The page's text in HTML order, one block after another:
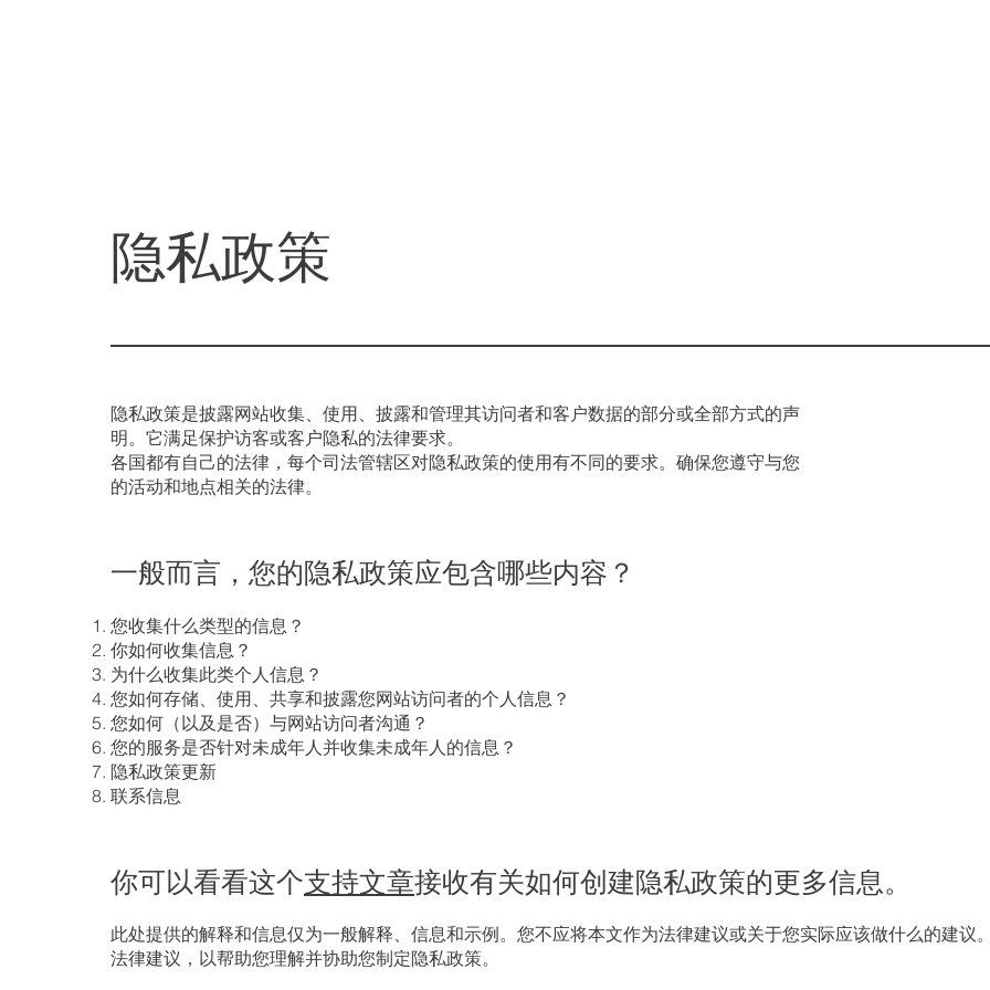
隐私政策是披露网站收集、使用、披露和管理其访问者和客户数据的部分或全部方式的声
明。它满足保护访客或客户隐私的法律要求。
各国都有自己的法律，每个司法管辖区对隐私政策的使用有不同的要求。确保您遵守与您
的活动和地点相关的法律。
一般而言，您的隐私政策应包含哪些内容？
您收集什么类型的信息？
你如何收集信息？
为什么收集此类个人信息？
您如何存储、使用、共享和披露您网站访问者的个人信息？
您如何（以及是否）与网站访问者沟通？
您的服务是否针对未成年人并收集未成年人的信息？
隐私政策更新
联系信息
你可以看看这个支持文章接收有关如何创建隐私政策的更多信息。
此处提供的解释和信息仅为一般解释、信息和示例。您不应将本文作为法律建议或关于您实际应该做什么的建议
法律建议，以帮助您理解并协助您制定隐私政策。
隐私政策